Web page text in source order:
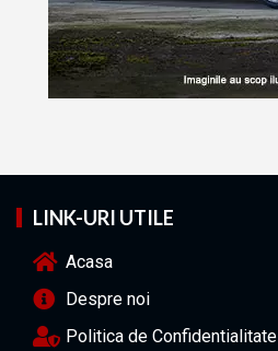
LINK-URI UTILE
Acasa
Despre noi
Politica de Confidentialitate